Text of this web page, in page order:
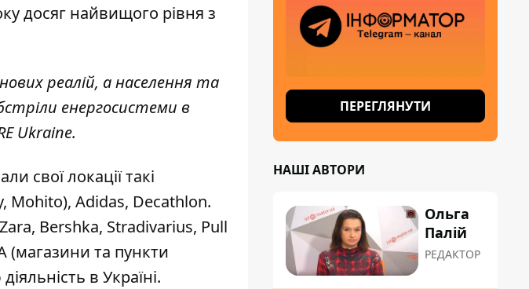
досяг найвищого рівня з
реалій, а населення та
енергосистеми в
Ukraine.
свої локації такі
Mohito), Adidas, Decathlon.
Bershka, Stradivarius, Pull
(магазини та пункти
в Україні.
ПЕРЕГЛЯНУТИ
НАШІ АВТОРИ
Ольга
Палій
РЕДАКТОР